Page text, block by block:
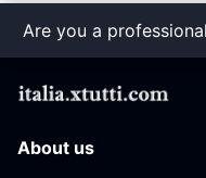
Are you a
About us